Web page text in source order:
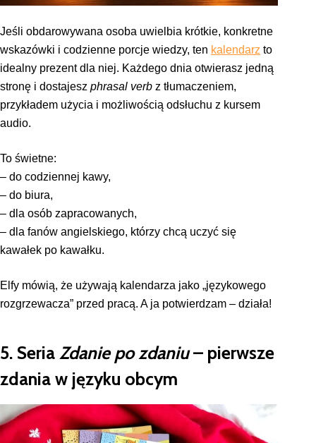
Jeśli obdarowywana osoba uwielbia krótkie, konkretne
wskazówki i codzienne porcje wiedzy, ten kalendarz to
idealny prezent dla niej. Każdego dnia otwierasz jedną
stronę i dostajesz phrasal verb z tłumaczeniem,
przykładem użycia i możliwością odsłuchu z kursem
audio.
To świetne:
– do codziennej kawy,
– do biura,
– dla osób zapracowanych,
– dla fanów angielskiego, którzy chcą uczyć się
kawałek po kawałku.
Elfy mówią, że używają kalendarza jako „językowego
rozgrzewacza” przed pracą. A ja potwierdzam – działa!
5. Seria Zdanie po zdaniu– pierwsze
zdania w języku obcym